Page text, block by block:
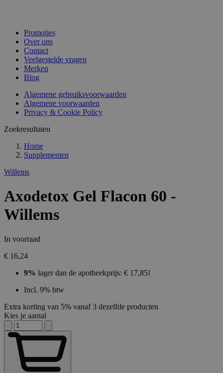
Promoties
Over ons
Contact
Veelgestelde vragen
Merken
Blog
Algemene gebruiksvoorwaarden
Algemene voorwaarden
Privacy & Cookie Policy
Zoekresultaten
Home
Supplementen
Willems
Axodetox Gel Flacon 60 -
Willems
In voorraad
€ 16,24
9% lager dan de apotheekprijs: € 17,85!
Incl. 9% btw
Extra korting van 5% vanaf 3 dezelfde producten
Kies je aantal